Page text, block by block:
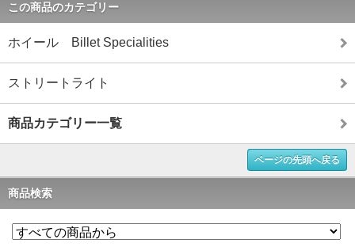
この商品のカテゴリー
ホイール Billet Specialities
ストリートライト
商品カテゴリー一覧
ページの先頭へ戻る
商品検索